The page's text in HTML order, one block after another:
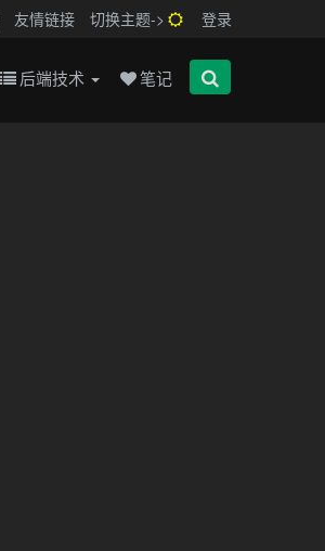
友情链接 切换主题-> 登录
后端技术 笔记